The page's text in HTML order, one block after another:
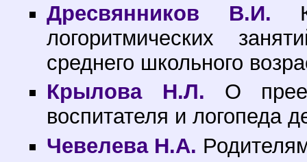
Дресвянников В.И. К
логоритмических
среднего школьного
Крылова Н.Л. О
воспитателя и логопеда
Чевелева Н.А.